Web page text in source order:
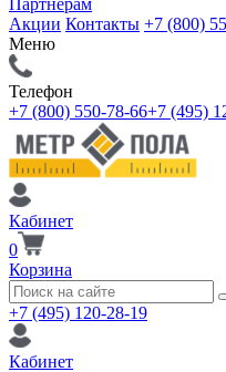
Партнерам
Акции Контакты +7 (800)
Меню
Телефон
+7 (800) 550-78-66+7 (495)
Кабинет
0
Корзина
+7 (495) 120-28-19
Кабинет